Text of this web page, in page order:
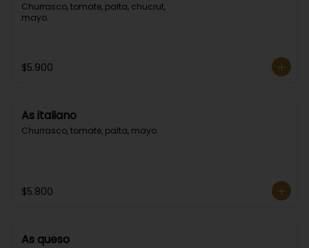
Churrasco, tomate, palta, chucrut,
mayo.
$5.900
As italiano
Churrasco, tomate, palta, mayo.
$5.800
As queso